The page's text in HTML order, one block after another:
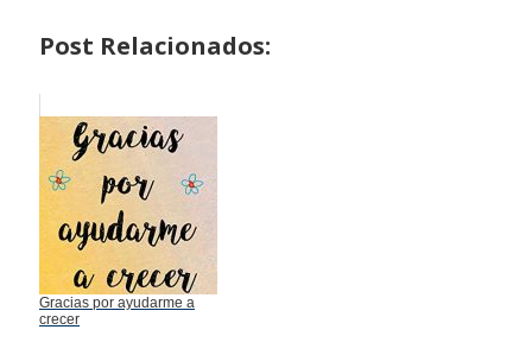
Post Relacionados:
Gracias por ayudarme a
crecer